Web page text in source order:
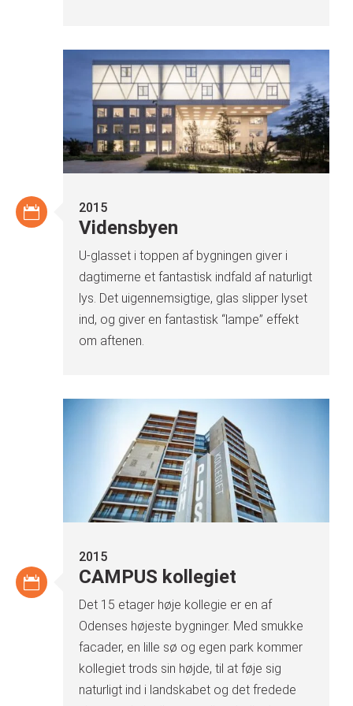
2015
Vidensbyen
U-glasset i toppen af bygningen giver i
dagtimerne et fantastisk indfald af naturligt
lys. Det uigennemsigtige, glas slipper lyset
ind, og giver en fantastisk “lampe” effekt
om aftenen.
2015
CAMPUS kollegiet
Det 15 etager høje kollegie er en af
Odenses højeste bygninger. Med smukke
facader, en lille sø og egen park kommer
kollegiet trods sin højde, til at føje sig
naturligt ind i landskabet og det fredede